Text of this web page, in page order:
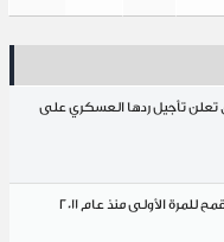
ردها العسكري على
منذ عام 2011